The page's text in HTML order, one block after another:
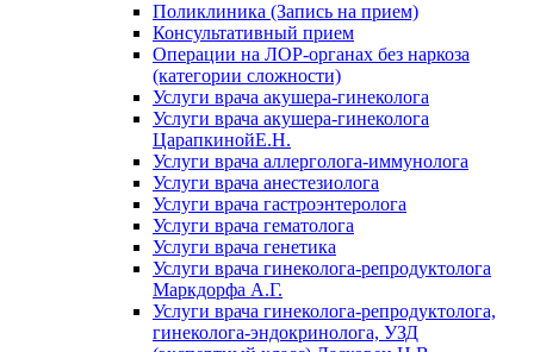
Поликлиника (Запись на прием)
Консультативный прием
Операции на ЛОР-органах без наркоза
(категории сложности)
Услуги врача акушера-гинеколога
Услуги врача акушера-гинеколога
ЦарапкинойЕ.Н.
Услуги врача аллерголога-иммунолога
Услуги врача анестезиолога
Услуги врача гастроэнтеролога
Услуги врача гематолога
Услуги врача генетика
Услуги врача гинеколога-репродуктолога
Маркдорфа А.Г.
Услуги врача гинеколога-репродуктолога,
гинеколога-эндокринолога, УЗД